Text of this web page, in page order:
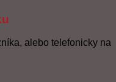
alebo telefonicky na